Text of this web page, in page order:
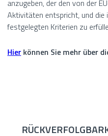
anzugeben, der den von der
Aktivitäten entspricht, und die
festgelegten Kriterien zu
Hier können Sie mehr über